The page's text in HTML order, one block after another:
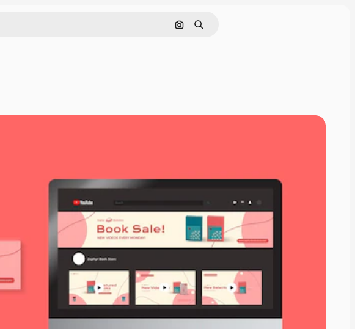
Pesquisar por imagem
Buscar